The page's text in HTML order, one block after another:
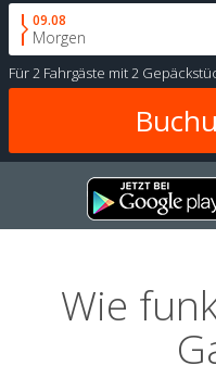
09.08
Morgen
Für2 Fahrgäste mit2
Wie